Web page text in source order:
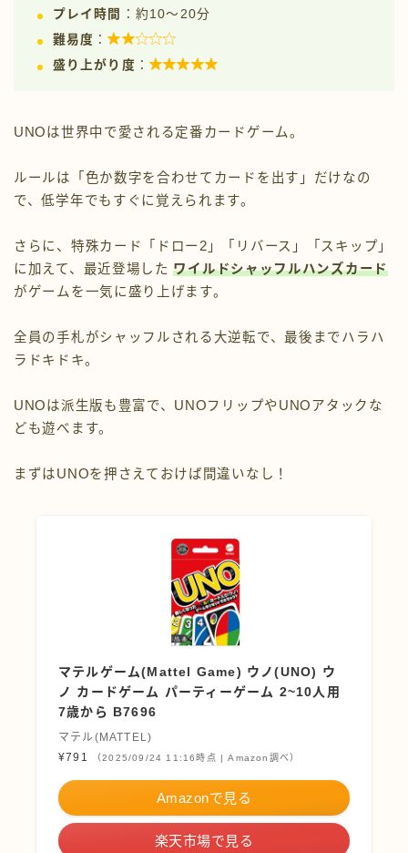
プレイ時間
：約10〜20分
難易度 ：
盛り上がり度 ： 
UNOは世界中で愛される定番カードゲーム。
ルールは「色か数字を合わせてカードを出す」だけなの
で、低学年でもすぐに覚えられます。
さらに、特殊カード「ドロー2」「リバース」「スキップ」
に加えて、最近登場したワイルドシャッフルハンズカード
がゲームを一気に盛り上げます。
全員の手札がシャッフルされる大逆転で、最後までハラハ
ラドキドキ。
UNOは派生版も豊富で、UNOフリップやUNOアタックな
ども遊べます。
まずはUNOを押さえておけば間違いなし！
マテルゲーム(Mattel Game) ウノ(UNO) ウ
ノ カードゲーム パーティーゲーム 2~10人用
7歳から B7696
マテル(MATTEL)
¥791
（2025/09/24 11:16時点 | Amazon調べ）
Amazonで見る
楽天市場で見る